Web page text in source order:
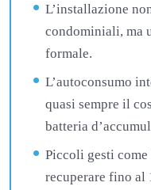
L’installazione
condominiali, ma
formale.
L’autoconsumo
quasi sempre il
batteria
Piccoli gesti
recuperare fino al